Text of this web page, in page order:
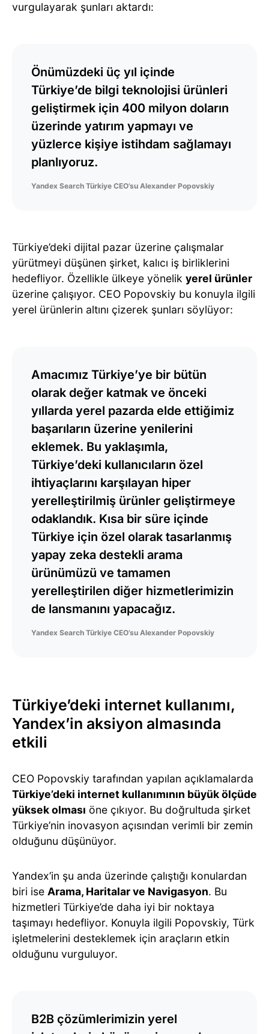
vurgulayarak şunları aktardı:
Önümüzdeki üç yıl içinde
Türkiye’de bilgi teknolojisi ürünleri
geliştirmek için 400 milyon doların
üzerinde yatırım yapmayı ve
yüzlerce kişiye istihdam sağlamayı
planlıyoruz.
Yandex Search Türkiye CEO’su Alexander Popovskiy
Türkiye’deki dijital pazar üzerine çalışmalar
yürütmeyi düşünen şirket, kalıcı iş birliklerini
hedefliyor. Özellikle ülkeye yönelik yerel ürünler
üzerine çalışıyor. CEO Popovskiy bu konuyla ilgili
yerel ürünlerin altını çizerek şunları söylüyor:
Amacımız Türkiye’ye bir bütün
olarak değer katmak ve önceki
yıllarda yerel pazarda elde ettiğimiz
başarıların üzerine yenilerini
eklemek. Bu yaklaşımla,
Türkiye’deki kullanıcıların özel
ihtiyaçlarını karşılayan hiper
yerelleştirilmiş ürünler geliştirmeye
odaklandık. Kısa bir süre içinde
Türkiye için özel olarak tasarlanmış
yapay zeka destekli arama
ürünümüzü ve tamamen
yerelleştirilen diğer hizmetlerimizin
de lansmanını yapacağız.
Yandex Search Türkiye CEO’su Alexander Popovskiy
Türkiye’deki internet kullanımı,
Yandex’in aksiyon almasında
etkili
CEO Popovskiy tarafından yapılan açıklamalarda
Türkiye’deki internet kullanımının büyük ölçüde
yüksek olması öne çıkıyor. Bu doğrultuda şirket
Türkiye’nin inovasyon açısından verimli bir zemin
olduğunu düşünüyor.
Yandex’in şu anda üzerinde çalıştığı konulardan
biri ise Arama, Haritalar ve Navigasyon. Bu
hizmetleri Türkiye’de daha iyi bir noktaya
taşımayı hedefliyor. Konuyla ilgili Popovskiy, Türk
işletmelerini desteklemek için araçların etkin
olduğunu vurguluyor.
B2B çözümlerimizin yerel